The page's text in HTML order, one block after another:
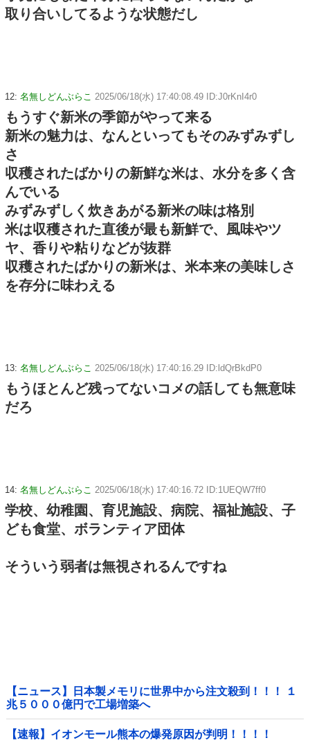
取り合いしてるような状態だし
12: 名無しどんぶらこ 2025/06/18(水) 17:40:08.49 ID:J0rKnI4r0
もうすぐ新米の季節がやって来る
新米の魅力は、なんといってもそのみずみずし
さ
収穫されたばかりの新鮮な米は、水分を多く含
んでいる
みずみずしく炊きあがる新米の味は格別
米は収穫された直後が最も新鮮で、風味やツ
ヤ、香りや粘りなどが抜群
収穫されたばかりの新米は、米本来の美味しさ
を存分に味わえる
13: 名無しどんぶらこ 2025/06/18(水) 17:40:16.29 ID:ldQrBkdP0
もうほとんど残ってないコメの話しても無意味
だろ
14: 名無しどんぶらこ 2025/06/18(水) 17:40:16.72 ID:1UEQW7ff0
学校、幼稚園、育児施設、病院、福祉施設、子
ども食堂、ボランティア団体
そういう弱者は無視されるんですね
【ニュース】日本製メモリに世界中から注文殺到！！！ １
兆５０００億円で工場増築へ
【速報】イオンモール熊本の爆発原因が判明！！！！